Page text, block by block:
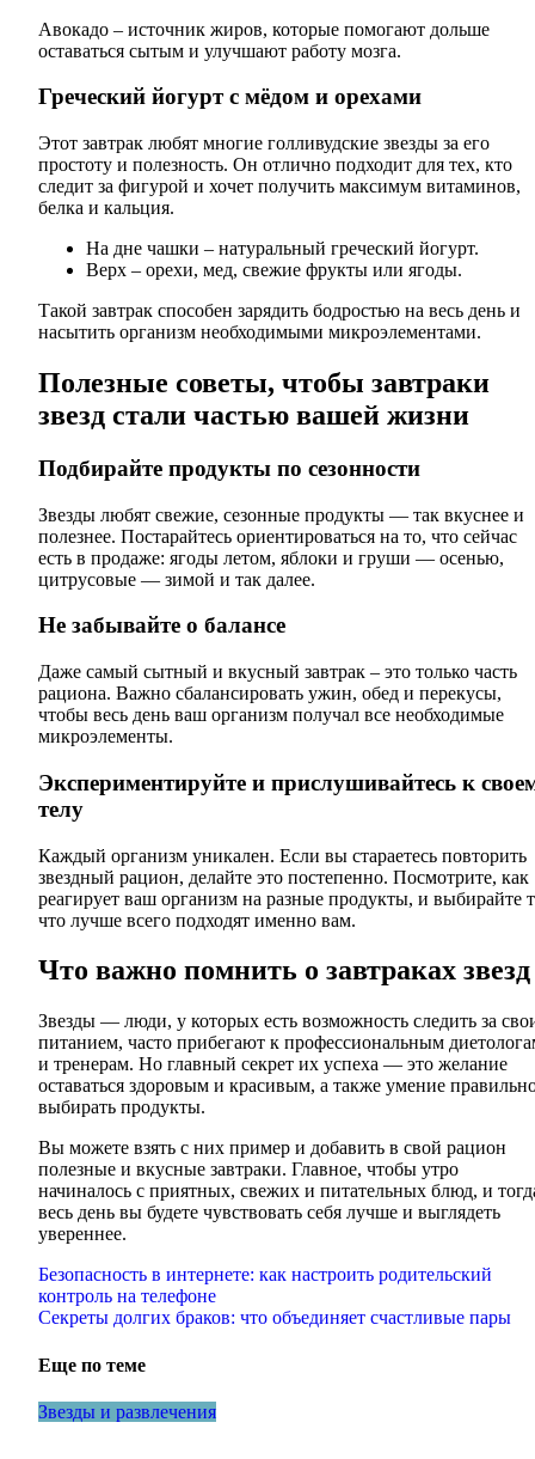
Авокадо – источник жиров, которые помогают дольше
оставаться сытым и улучшают работу мозга.
Греческий йогурт с мёдом и орехами
Этот завтрак любят многие голливудские звезды за его
простоту и полезность. Он отлично подходит для тех, кто
следит за фигурой и хочет получить максимум витаминов,
белка и кальция.
На дне чашки – натуральный греческий йогурт.
Верх – орехи, мед, свежие фрукты или ягоды.
Такой завтрак способен зарядить бодростью на весь день и
насытить организм необходимыми микроэлементами.
Полезные советы, чтобы завтраки
звезд стали частью вашей жизни
Подбирайте продукты по сезонности
Звезды любят свежие, сезонные продукты — так вкуснее и
полезнее. Постарайтесь ориентироваться на то, что сейчас
есть в продаже: ягоды летом, яблоки и груши — осенью,
цитрусовые — зимой и так далее.
Не забывайте о балансе
Даже самый сытный и вкусный завтрак – это только часть
рациона. Важно сбалансировать ужин, обед и перекусы,
чтобы весь день ваш организм получал все необходимые
микроэлементы.
Экспериментируйте и прислушивайтесь к
телу
Каждый организм уникален. Если вы стараетесь повторить
звездный рацион, делайте это постепенно. Посмотрите, как
реагирует ваш организм на разные продукты, и выбирайте
что лучше всего подходят именно вам.
Что важно помнить о завтраках звезд
Звезды — люди, у которых есть возможность следить за
питанием, часто прибегают к профессиональным
и тренерам. Но главный секрет их успеха — это желание
оставаться здоровым и красивым, а также умение
выбирать продукты.
Вы можете взять с них пример и добавить в свой рацион
полезные и вкусные завтраки. Главное, чтобы утро
начиналось с приятных, свежих и питательных блюд, и
весь день вы будете чувствовать себя лучше и выглядеть
увереннее.
Навигация
по
Безопасность в интернете: как настроить родительский
контроль на телефоне
Секреты долгих браков: что объединяет счастливые пары
Еще по теме
Звезды и развлечения